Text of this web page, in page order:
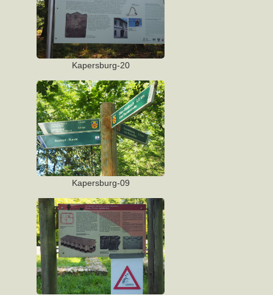
Kapersburg-20
Kapersburg-09